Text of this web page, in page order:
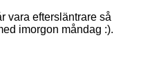
vara eftersläntrare så
imorgon måndag :).